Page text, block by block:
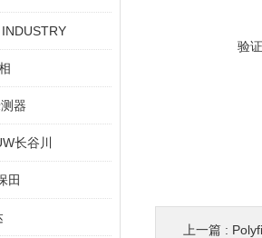
器
长谷川
田
验
上一篇 :